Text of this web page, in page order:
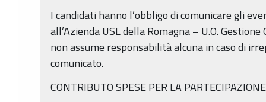
I candidati hanno l’obbligo di comunicare gli
all’Azienda USL della Romagna – U.O.
non assume responsabilità alcuna in caso di
comunicato.
CONTRIBUTO SPESE PER LA